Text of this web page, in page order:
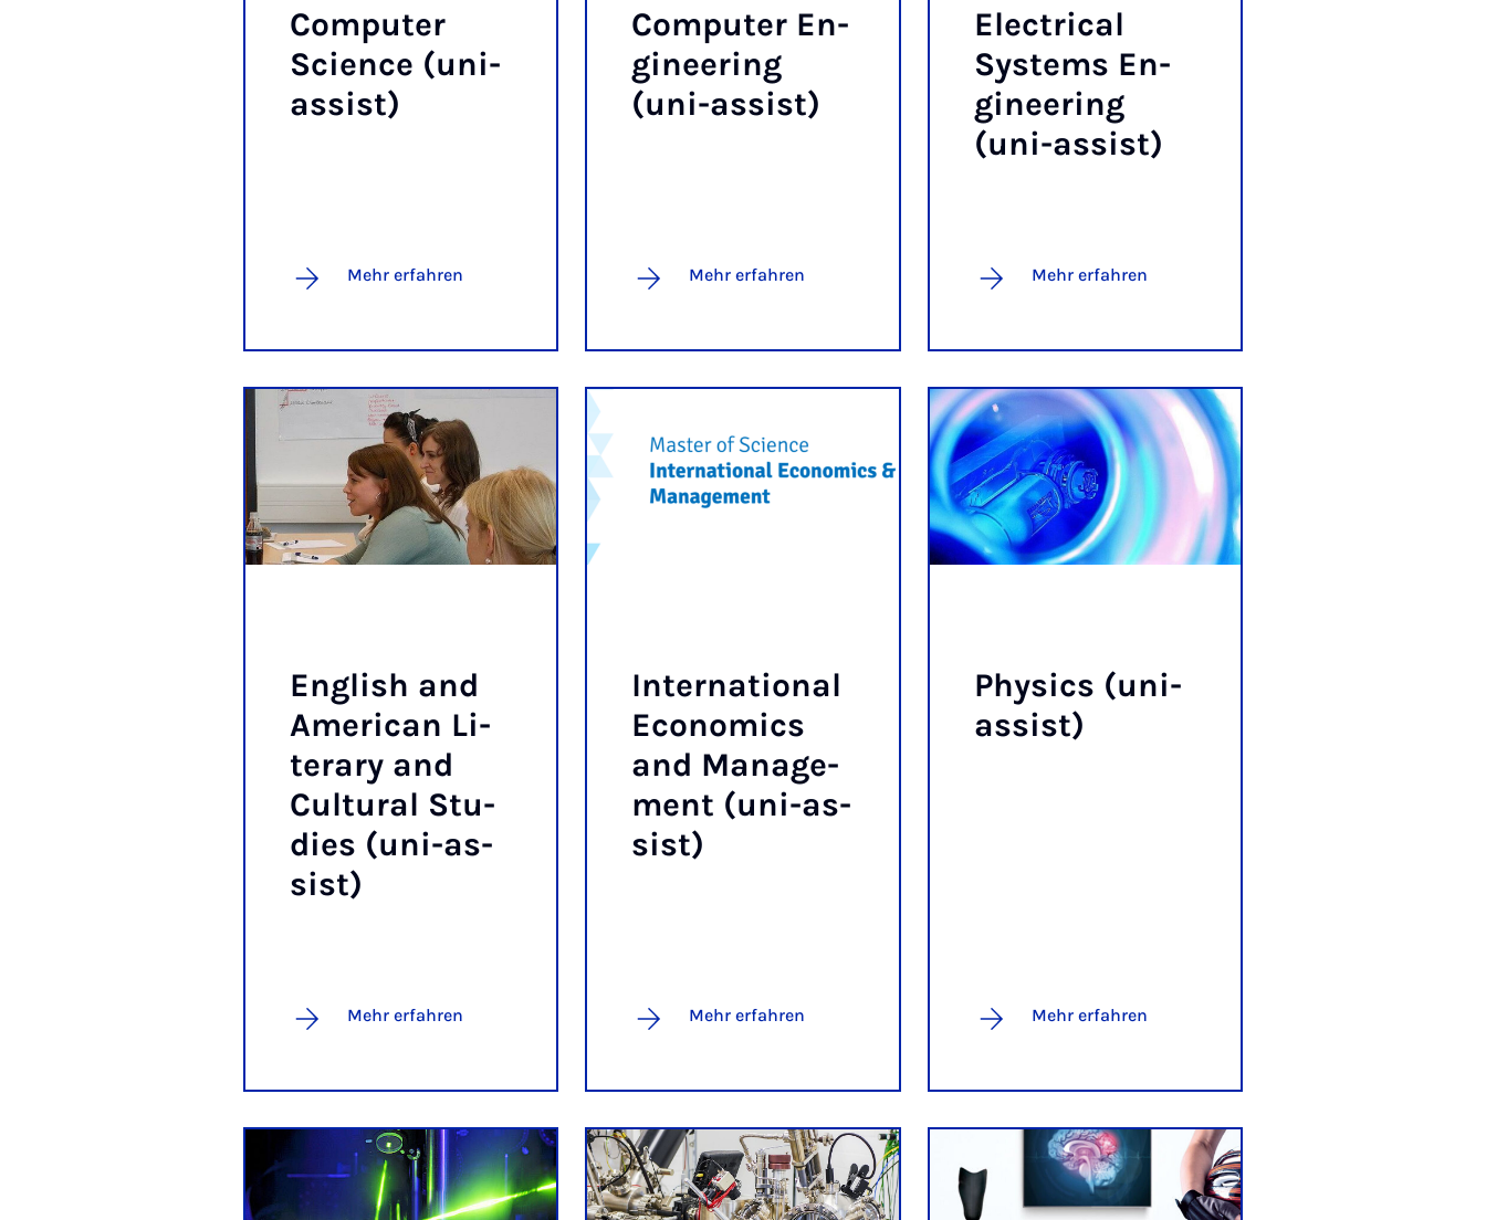
Com­pu­ter
Sci­ence (uni-
as­sist)
Mehr erfahren
Com­pu­ter En­
gi­nee­ring
(uni-as­sist)
Mehr erfahren
Elec­tri­cal
Sys­tems En­
gi­nee­ring
(uni-as­sist)
Mehr erfahren
Eng­lish and
Ame­ri­can Li­
tera­ry and
Cul­tu­ral Stu­
dies (uni-as­
sist)
Mehr erfahren
In­ter­na­ti­o­nal
Eco­no­mics
and Ma­nage­
ment (uni-as­
sist)
Mehr erfahren
Phy­sics (uni-
as­sist)
Mehr erfahren